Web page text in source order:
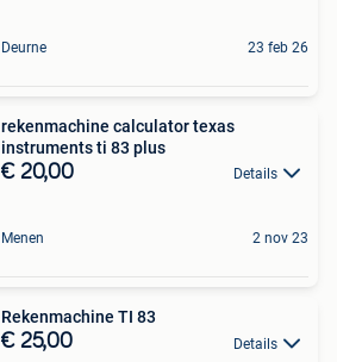
Deurne 23 feb 26
rekenmachine calculator texas
instruments ti 83 plus
€ 20,00 Details
Menen 2 nov 23
Rekenmachine TI 83
€ 25,00 Details